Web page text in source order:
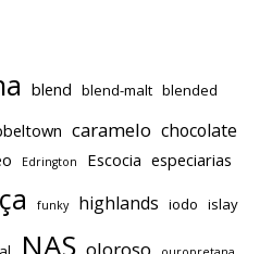
blend blend-malt blended
caramelo chocolate
Edrington Escocia especiarias
funky highlands iodo islay
NAS